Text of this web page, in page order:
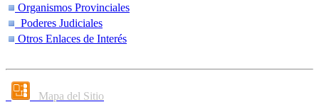
Organismos Provinciales
Poderes Judiciales
Otros Enlaces de Interés
Mapa del Sitio